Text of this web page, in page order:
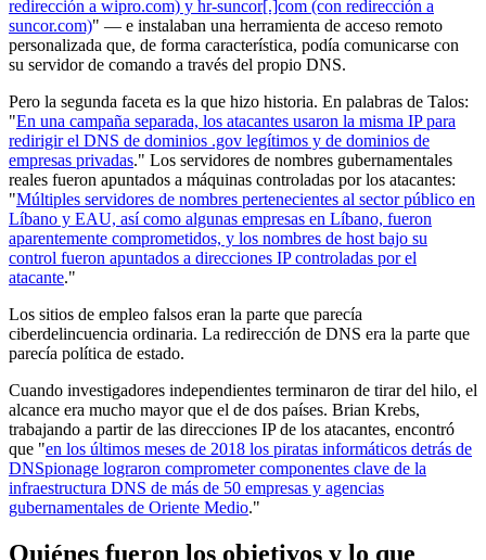
redirección a wipro.com) y hr-suncor[.]com (con redirección a
suncor.com)" — e instalaban una herramienta de acceso remoto
personalizada que, de forma característica, podía comunicarse con
su servidor de comando a través del propio DNS.
Pero la segunda faceta es la que hizo historia. En palabras de Talos:
"En una campaña separada, los atacantes usaron la misma IP para
redirigir el DNS de dominios .gov legítimos y de dominios de
empresas privadas." Los servidores de nombres gubernamentales
reales fueron apuntados a máquinas controladas por los atacantes:
"Múltiples servidores de nombres pertenecientes al sector público en
Líbano y EAU, así como algunas empresas en Líbano, fueron
aparentemente comprometidos, y los nombres de host bajo su
control fueron apuntados a direcciones IP controladas por el
atacante."
Los sitios de empleo falsos eran la parte que parecía
ciberdelincuencia ordinaria. La redirección de DNS era la parte que
parecía política de estado.
Cuando investigadores independientes terminaron de tirar del hilo, el
alcance era mucho mayor que el de dos países. Brian Krebs,
trabajando a partir de las direcciones IP de los atacantes, encontró
que "en los últimos meses de 2018 los piratas informáticos detrás de
DNSpionage lograron comprometer componentes clave de la
infraestructura DNS de más de 50 empresas y agencias
gubernamentales de Oriente Medio."
Quiénes fueron los objetivos y lo que